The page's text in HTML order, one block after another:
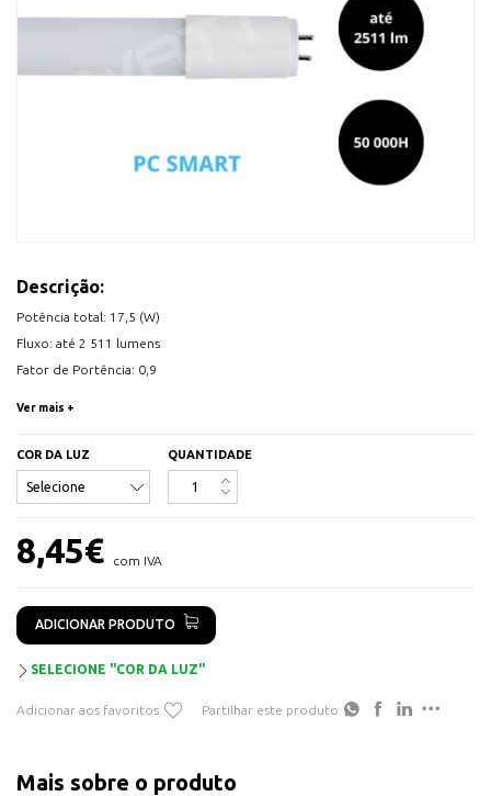
Descrição:
Potência total: 17,5 (W)
Fluxo: até 2 511 lumens
Fator de Portência: 0,9
Dimensões: Ø28x1213 (mm)
Temperatura de trabalho: -5 +35 (ºC)
Regulação: Não
IP luminária: 20
Fonte de luz: LED
Casquilho: G13 (não rotativo)
Ver mais +
COR DA LUZ QUANTIDADE
8,45€ com IVA
ADICIONAR PRODUTO
SELECIONE "COR DA LUZ"
Adicionar aos favoritos Partilhar este produto
Mais sobre o produto